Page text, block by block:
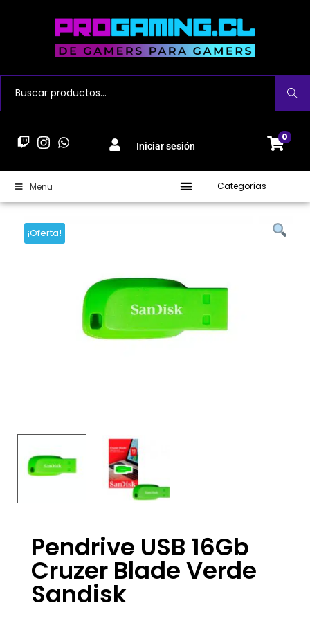
Buscar
Iniciar sesión
0
Menu Categorías
¡Oferta!
Pendrive USB 16Gb
Cruzer Blade Verde
Sandisk